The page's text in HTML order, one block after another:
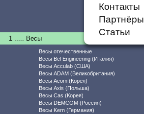
Контакты
Партнёры
Статьи
1 ..... Весы
Весы отечественные
Весы Bel Engineering (Италия)
Весы Acculab (США)
Весы ADAM (Великобритания)
Весы Acom (Корея)
Весы Axis (Польша)
Весы Cas (Корея)
Весы DEMCOM (Россия)
Весы Kern (Германия)